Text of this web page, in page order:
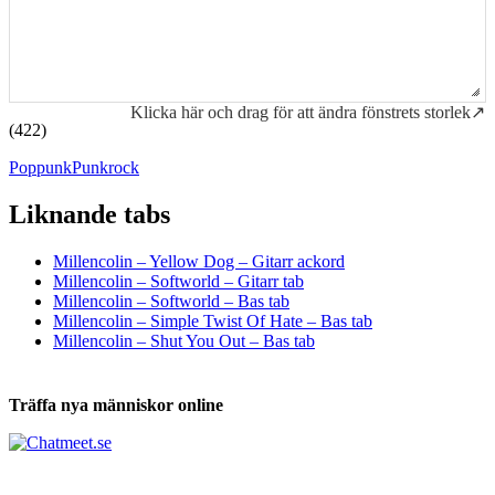
Klicka här och drag för att ändra fönstrets storlek↗
(422)
PoppunkPunkrock
Liknande tabs
Millencolin – Yellow Dog – Gitarr ackord
Millencolin – Softworld – Gitarr tab
Millencolin – Softworld – Bas tab
Millencolin – Simple Twist Of Hate – Bas tab
Millencolin – Shut You Out – Bas tab
Träffa nya människor online